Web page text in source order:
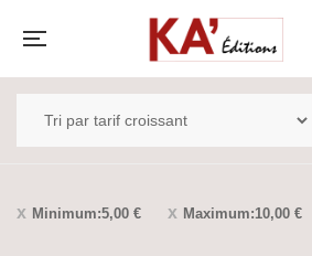
Minimum:5,00 € Maximum:10,00 €